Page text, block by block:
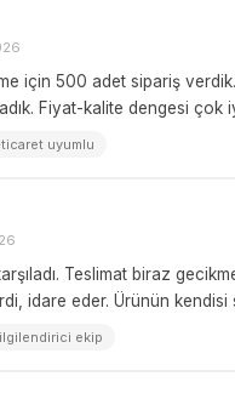
için 500 adet sipariş
Fiyat-kalite dengesi çok
uyumlu
Teslimat biraz
idare eder. Ürünün kendisi
ekip